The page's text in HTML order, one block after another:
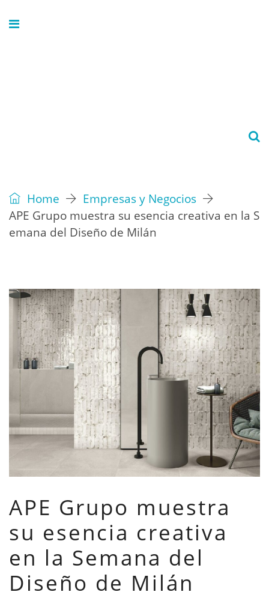
Home
Empresas y Negocios
APE Grupo muestra su esencia creativa en la S
emana del Diseño de Milán
APE Grupo muestra
su esencia creativa
en la Semana del
Diseño de Milán